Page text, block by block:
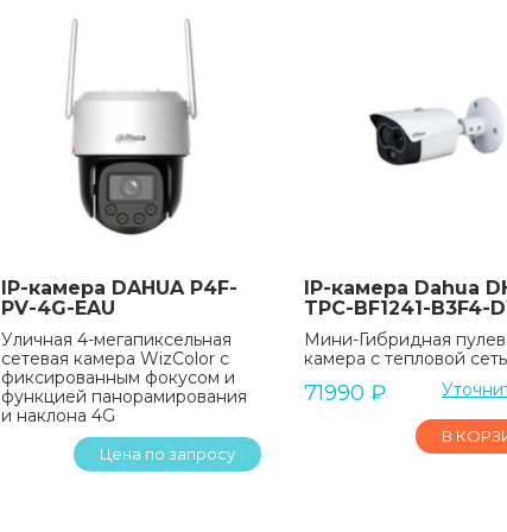
IP-камера DAHUA P4F-
PV-4G-EAU
Уличная 4-мегапиксельная
сетевая камера WizColor с
фиксированным фокусом и
функцией панорамирования
и наклона 4G
Цена по запросу
IP-камера Dahua
TPC-BF1241-B3F4-
Мини-Гибридная
камера с тепловой
71990 ₽
В